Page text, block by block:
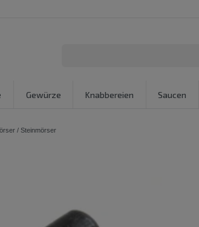
Gewürze Knabbereien Saucen
/ Steinmörser